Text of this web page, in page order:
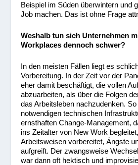
Beispiel im Süden überwintern und
Job machen. Das ist ohne Frage
Weshalb tun sich Unternehmen
Workplaces dennoch schwer?
In den meisten Fällen liegt es
Vorbereitung. In der Zeit vor der
eher damit beschäftigt, die vollen
abzuarbeiten, als über die Folgen
das Arbeitsleben nachzudenken.
notwendigen technischen
ernsthaften Change-Management,
ins Zeitalter von New Work
Arbeitsweisen vorbereitet, Ängste
aufgreift. Der zwangsweise
war dann oft hektisch und